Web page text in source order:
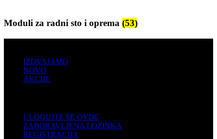
Moduli za radni sto i oprema (53)
IZDVAJAMO
NOVO
AKCIJE
ULOGUJTE SE OVDE
ZABORAVLJENA LOZINKA
REGISTRACIJA